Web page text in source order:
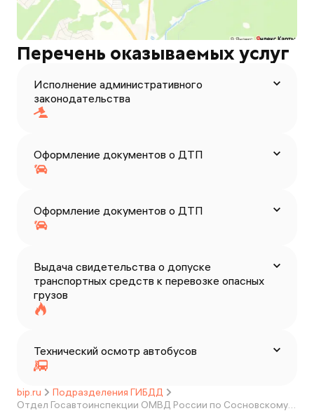
Перечень оказываемых услуг
Исполнение административного
законодательства
Оформление документов о ДТП
Оформление документов о ДТП
Выдача свидетельства о допуске
транспортных средств к перевозке опасных
грузов
Технический осмотр автобусов
bip.ru
Подразделения ГИБДД
Отдел Госавтоинспекции ОМВД России по Сосновскому району Челябинской области